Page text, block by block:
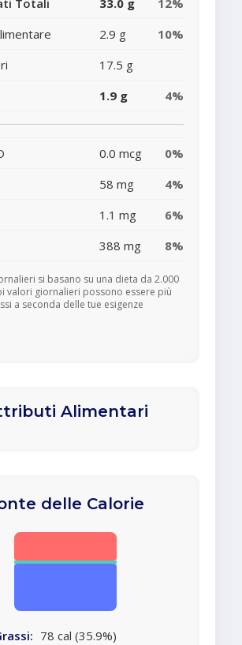
Totali 33.0 g
12%
2.9 g
10%
17.5 g
1.9 g 4%
0.0 mcg
0%
58 mg
4%
1.1 mg
6%
388 mg 8%
si basano su una dieta da 2.000
valori giornalieri possono essere più
a seconda delle tue esigenze
Alimentari
delle Calorie
78 cal (35.9%)